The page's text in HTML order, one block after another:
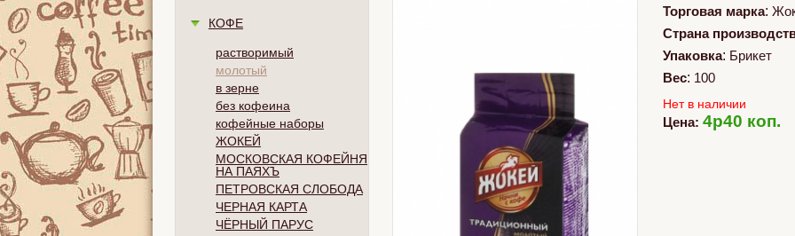
КОФЕ
растворимый
молотый
в зерне
без кофеина
кофейные наборы
ЖОКЕЙ
МОСКОВСКАЯ КОФЕЙНЯ
НА ПАЯХЪ
ПЕТРОВСКАЯ СЛОБОДА
ЧЕРНАЯ КАРТА
ЧЁРНЫЙ ПАРУС
Торговая марка:
Страна
Упаковка: Брикет
Вес: 100
Нет в наличии
Цена: 4p40 коп.